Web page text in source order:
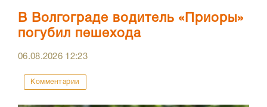
В Волгограде водитель «Приоры»
погубил пешехода
06.08.2026 12:23
Комментарии